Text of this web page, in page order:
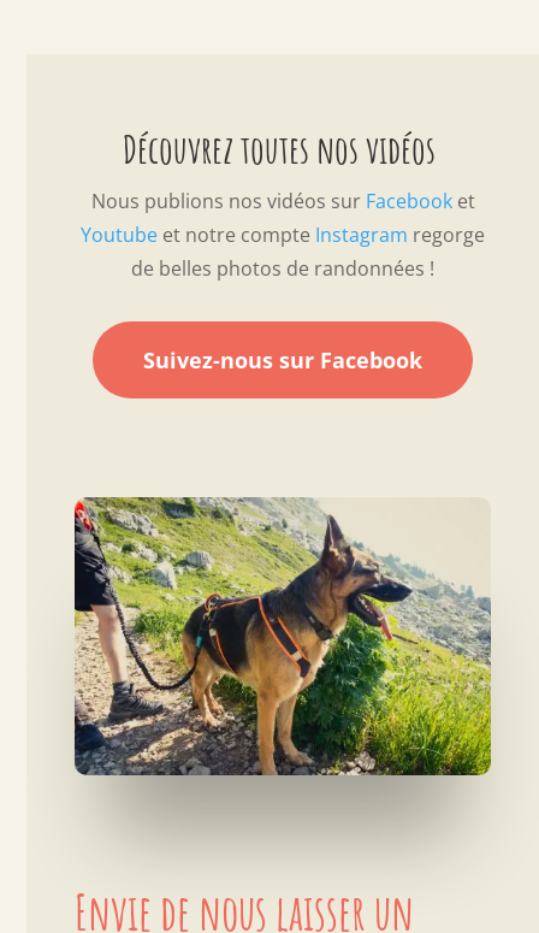
Découvrez toutes nos vidéos
Nous publions nos vidéos sur Facebooket
Youtube et notre compte Instagram regorge
de belles photos de randonnées !
Suivez-nous sur Facebook
Envie de nous laisser un